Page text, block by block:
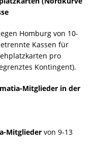
Homburg von 10-
Kassen für
pro
Kontingent).
Mitglieder in der
Mitglieder von 9-13